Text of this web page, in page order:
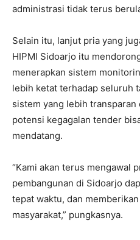
administrasi tidak terus
Selain itu, lanjut pria yang
HIPMI Sidoarjo itu
menerapkan sistem
lebih ketat terhadap seluruh
sistem yang lebih
potensi kegagalan tender
mendatang.
“Kami akan terus mengawal
pembangunan di Sidoarjo
tepat waktu, dan
masyarakat,” pungkasnya.